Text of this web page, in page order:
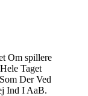
Om spillere
Taget
Der Ved
Ind I AaB.